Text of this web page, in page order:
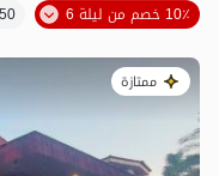
10٪ خصم من ليلة 6
50+ حجز ناجح
ممتازة